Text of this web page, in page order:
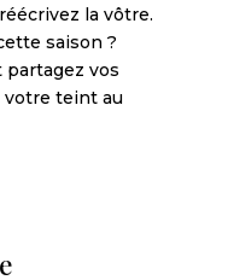
la vôtre.
saison ?
vos
votre teint au